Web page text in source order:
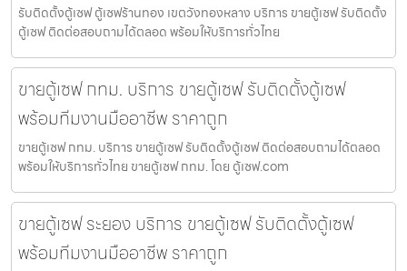
รับติดตั้งตู้เซฟ ตู้เซฟร้านทอง เขตวังทองหลาง บริการ ขายตู้เซฟ รับติดตั้ง
ตู้เซฟ ติดต่อสอบถามได้ตลอด พร้อมให้บริการทั่วไทย
ขายตู้เซฟ กทม. บริการ ขายตู้เซฟ รับติดตั้งตู้เซฟ
พร้อมทีมงานมืออาชีพ ราคาถูก
ขายตู้เซฟ กทม. บริการ ขายตู้เซฟ รับติดตั้งตู้เซฟ ติดต่อสอบถามได้ตลอด
พร้อมให้บริการทั่วไทย ขายตู้เซฟ กทม. โดย ตู้เซฟ.com
ขายตู้เซฟ ระยอง บริการ ขายตู้เซฟ รับติดตั้งตู้เซฟ
พร้อมทีมงานมืออาชีพ ราคาถูก